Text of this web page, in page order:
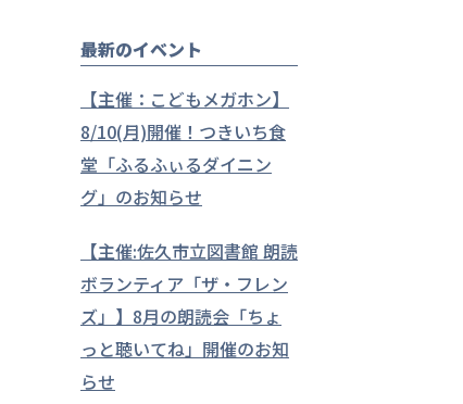
最新のイベント
【主催：こどもメガホン】
8/10(月)開催！つきいち食
堂「ふるふぃるダイニン
グ」のお知らせ
【主催:佐久市立図書館 朗読
ボランティア「ザ・フレン
ズ」】8月の朗読会「ちょ
っと聴いてね」開催のお知
らせ